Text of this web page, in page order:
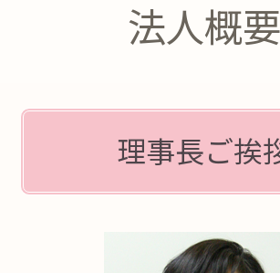
法人概要
理事長ご挨